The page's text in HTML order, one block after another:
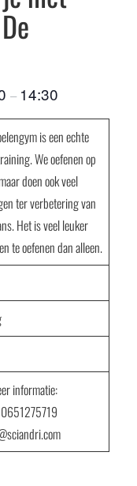
– 14:30
is een echte
We oefenen op
doen ook veel
ter verbetering van
Het is veel leuker
te oefenen dan alleen.
informatie: